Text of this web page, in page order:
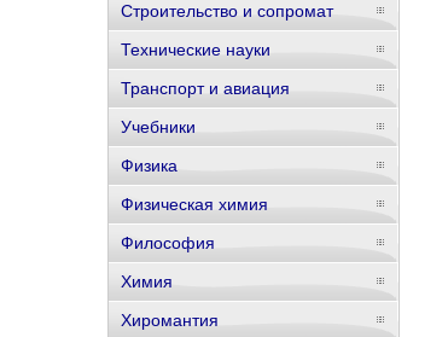
Строительство и сопромат
Технические науки
Транспорт и авиация
Учебники
Физика
Физическая химия
Философия
Химия
Хиромантия